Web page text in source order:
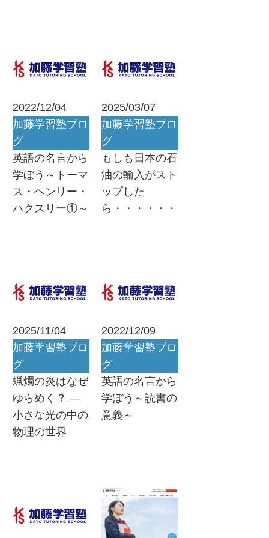
2022/12/04
加藤学習塾ブロ
グ
英語の名言から
学ぼう～トーマ
ス・ヘンリー・
ハクスリー①～
2025/03/07
加藤学習塾ブロ
グ
もしも日本の石
油の輸入がスト
ップした
ら・・・・・・
2025/11/04
加藤学習塾ブロ
グ
蝋燭の炎はなぜ
ゆらめく？ ―
小さな光の中の
物理の世界
2022/12/09
加藤学習塾ブロ
グ
英語の名言から
学ぼう～読書の
意義～